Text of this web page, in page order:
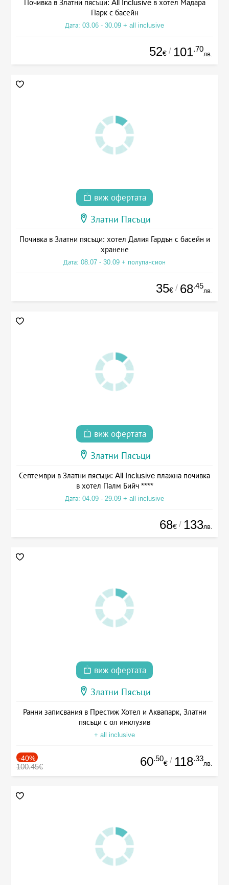
Почивка в Златни пясъци: All Inclusive в хотел Мадара
Парк с басейн
Дата: 03.06 - 30.09 + all inclusive
52€ / 101.70
лв.
виж офертата
Златни Пясъци
Почивка в Златни пясъци: хотел Далия Гардън с басейн и
хранене
Дата: 08.07 - 30.09 + полупансион
35€ / 68.45
лв.
виж офертата
Златни Пясъци
Септември в Златни пясъци: All Inclusive плажна почивка
в хотел Палм Бийч ****
Дата: 04.09 - 29.09 + all inclusive
68€ / 133лв.
виж офертата
Златни Пясъци
Ранни записвания в Престиж Хотел и Аквапарк, Златни
пясъци с ол инклузив
+ all inclusive
-40%
100.45€ 60.50
€ / 118.33
лв.